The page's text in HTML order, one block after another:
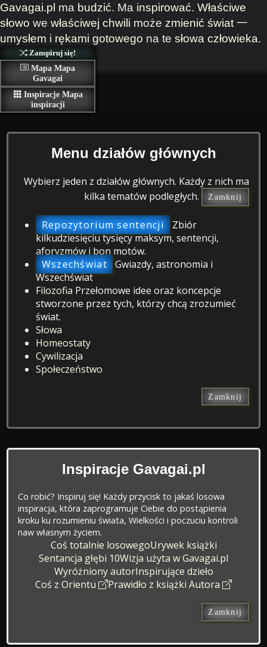
Gavagai.pl ma budzić. Ma inspirować. Właściwe
słowo we właściwej chwili może zmienić świat 一
umysłem i rękami gotowego na te słowa człowieka.
Zanspiruj się!
Mapa Mapa
Gavagai
Inspiracje Mapa
inspiracji
Menu działów głównych
Wybierz jeden z działów głównych. Każdy z nich ma
kilka tematów podległych.
Zamknij
Repozytorium sentencji
Zbiór
kilkudziesięciu tysięcy maksym, sentencji,
aforyzmów i bon motów.
Wszechświat Gwiazdy, astronomia i
Wszechświat
Filozofia Przełomowe idee oraz koncepcje
stworzone przez tych, którzy chcą zrozumieć
świat.
Słowa
Homeostaty
Cywilizacja
Społeczeństwo
Zamknij
Inspiracje Gavagai.pl
Co robić? Inspiruj się! Każdy przycisk to jakaś losowa
inspiracja, która zaprogramuje Ciebie do postąpienia
kroku ku rozumieniu świata, Wielkości i poczuciu kontroli
naw własnym życiem.
Coś totalnie losowegoUrywek książki
Sentancja głębi 10Wizja użyta w Gavagai.pl
Wyróżniony autorInspirujące dzieło
Coś z Orientu
Prawidło z książki Autora
Zamknij